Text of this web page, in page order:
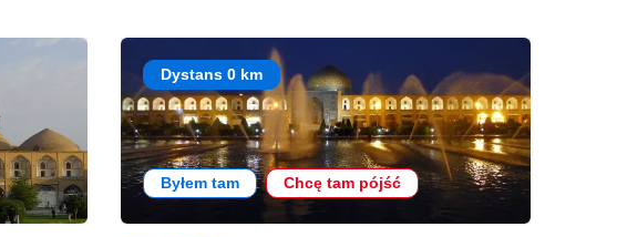
Dystans 0 km
Byłem tam Chcę tam pójść